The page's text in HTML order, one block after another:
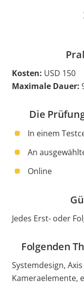
Kosten: USD 150
Maximale Dauer:
Die
In einem
An
Online
Jedes Erst- oder
Folgenden
Systemdesign,
Kameraelemente,